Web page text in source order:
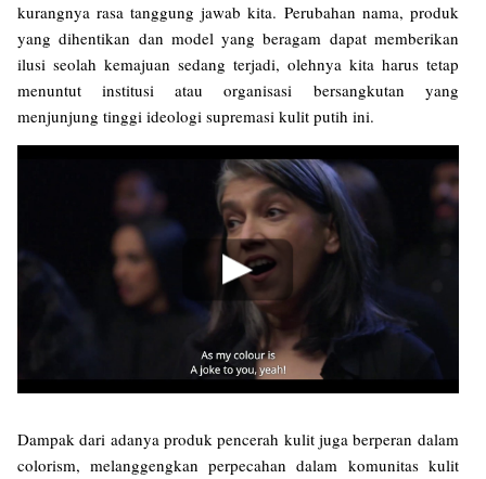
kurangnya rasa tanggung jawab kita. Perubahan nama, produk
yang dihentikan dan model yang beragam dapat memberikan
ilusi seolah kemajuan sedang terjadi, olehnya kita harus tetap
menuntut institusi atau organisasi bersangkutan yang
menjunjung tinggi ideologi supremasi kulit putih ini.
Dampak dari adanya produk pencerah kulit juga berperan dalam
colorism, melanggengkan perpecahan dalam komunitas kulit